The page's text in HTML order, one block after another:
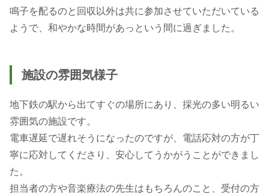
鳴子を配るのと回収以外は共に参加させていただいている
ようで、和やかな時間があっという間に過ぎました。
施設の雰囲気様子
地下鉄の駅から出てすぐの場所にあり、採光の多い明るい
雰囲気の施設です。
電車遅延で遅れそうになったのですが、電話応対の方が丁
寧に応対してくださり、安心してうかがうことができまし
た。
担当者の方や音楽療法の先生はもちろんのこと、受付の方